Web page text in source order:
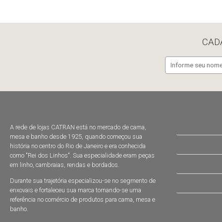
A rede de lojas CATRAN está no mercado de cama,
mesa e banho desde 1925, quando começou sua
história no centro do Rio de Janeiro e era conhecida
como "Rei dos Linhos". Sua especialidade eram peças
em linho, cambraias, rendas e bordados.
Durante sua trajetória especializou-se no segmento de
enxovais e fortaleceu sua marca tornando-se uma
referência no comércio de produtos para cama, mesa e
banho.